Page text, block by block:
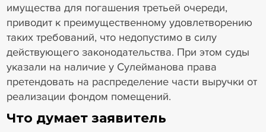
имущества для погашения третьей очереди,
приводит к преимущественному удовлетворению
таких требований, что недопустимо в силу
действующего законодательства. При этом суды
указали на наличие у Сулейманова права
претендовать на распределение части выручки от
реализации фондом помещений.
Что думает заявитель